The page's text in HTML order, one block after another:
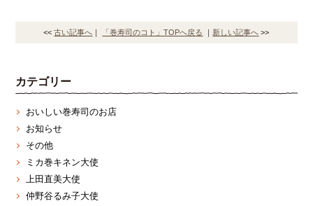
<<古い記事へ ｜ 「巻寿司のコト」TOPへ戻る ｜ 新しい記事へ >>
カテゴリー
おいしい巻寿司のお店
お知らせ
その他
ミカ巻キネン大使
上田直美大使
仲野谷るみ子大使